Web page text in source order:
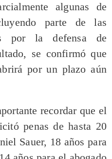
algunas de
parte de las
por la defensa de
se confirmó que
por un plazo aún
recordar que el
penas de hasta 20
Sauer, 18 años para